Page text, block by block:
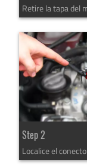
Retire la tapa del
Step 2
Localice el